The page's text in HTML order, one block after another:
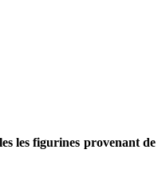
les figurines provenant